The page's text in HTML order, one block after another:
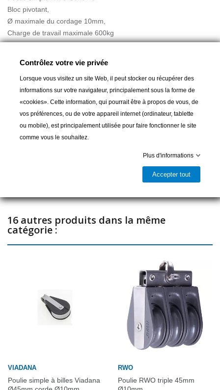
Bloc pivotant,
Ø maximale du cordage 10mm,
Charge de travail maximale 600kg
Charge de rupture 1200kg
poids : 91 g
Ajouter au panier
16 autres produits dans la même
catégorie :
VIADANA
Poulie simple à billes Viadana
RWO
Poulie RWO triple 45mm
Contrôlez votre vie privée
Lorsque vous visitez un site Web, il peut stocker ou récupérer des
informations sur votre navigateur, principalement sous la forme de
«cookies». Cette information, qui pourrait être à propos de vous, de
vos préférences, ou de votre appareil internet (ordinateur, tablette
ou mobile), est principalement utilisée pour faire fonctionner le site
comme vous le souhaitez.
Plus d'informations
Accepter tout